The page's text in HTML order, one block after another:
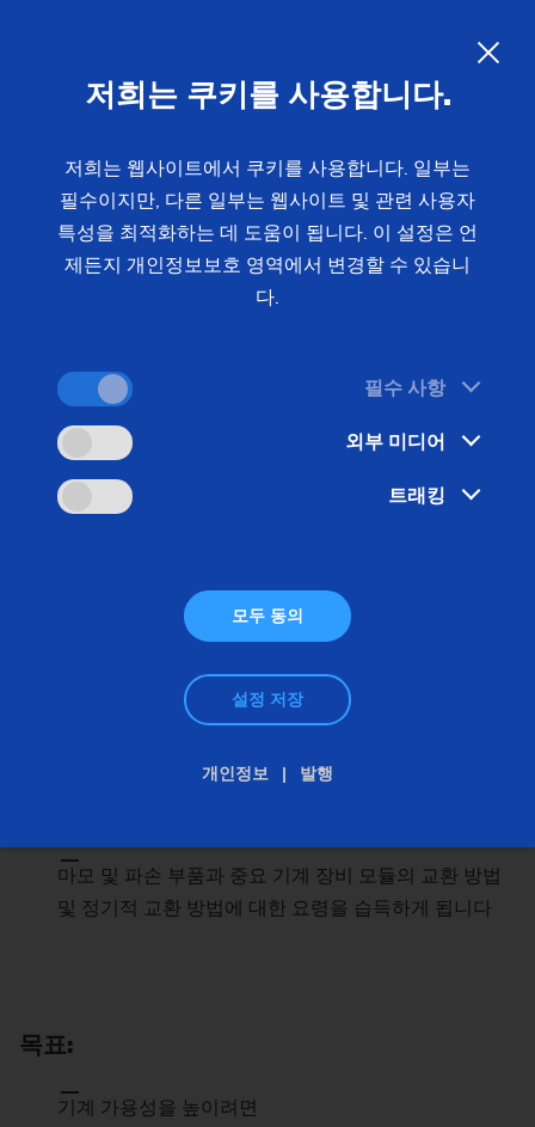
참가자
3 - 6
세부 정보
혜택:
EMAG 유 / 공압에 대한 이해가 쉬워집니다
관련 도면과 회로를 숙지하여 장비 오작동의 파악 및 수
정이 빨라집니다
진단 및 보수 작업을 도와주는 중요한 과정에 대해서 이
마모 및 파손 부품과 중요 기계 장비 모듈의 교환 방법
및 정기적 교환 방법에 대한 요령을 습득하게 됩니다
목표:
기계 가용성을 높이려면
저희는 쿠키를 사용합니다.
저희는 웹사이트에서 쿠키를 사용합니다. 일부는
필수이지만, 다른 일부는 웹사이트 및 관련 사용자
특성을 최적화하는 데 도움이 됩니다. 이 설정은 언
제든지 개인정보보호 영역에서 변경할 수 있습니
다.
필수 사항
외부 미디어
트래킹
모두 동의
설정 저장
개인정보 발행